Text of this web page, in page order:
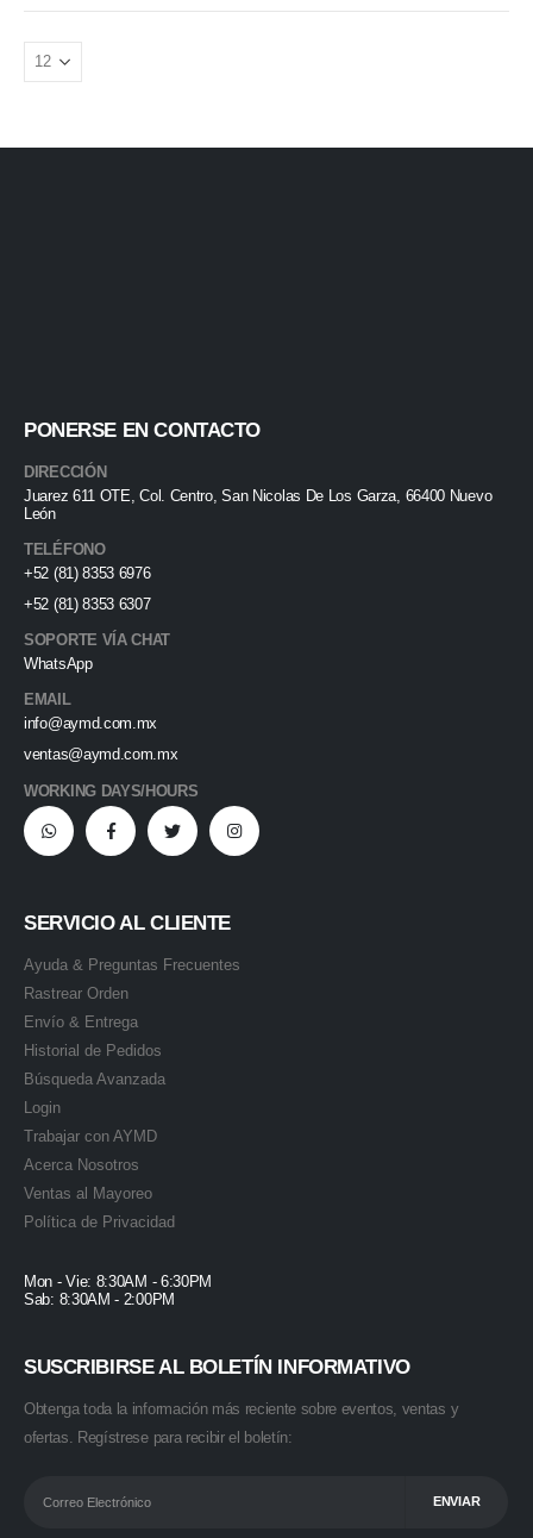
PONERSE EN CONTACTO
DIRECCIÓN
Juarez 611 OTE, Col. Centro, San Nicolas De Los Garza, 66400 Nuevo
León
TELÉFONO
+52 (81) 8353 6976
+52 (81) 8353 6307
SOPORTE VÍA CHAT
WhatsApp
EMAIL
info@aymd.com.mx
ventas@aymd.com.mx
WORKING DAYS/HOURS
SERVICIO AL CLIENTE
Ayuda & Preguntas Frecuentes
Rastrear Orden
Envío & Entrega
Historial de Pedidos
Búsqueda Avanzada
Login
Trabajar con AYMD
Acerca Nosotros
Ventas al Mayoreo
Política de Privacidad
Mon - Vie: 8:30AM - 6:30PM
Sab: 8:30AM - 2:00PM
SUSCRIBIRSE AL BOLETÍN INFORMATIVO
Obtenga toda la información más reciente sobre eventos, ventas y
ofertas. Regístrese para recibir el boletín: